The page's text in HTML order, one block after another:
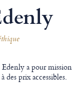
a pour mission
prix accessibles.